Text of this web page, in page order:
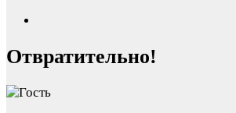
Отвратительно!